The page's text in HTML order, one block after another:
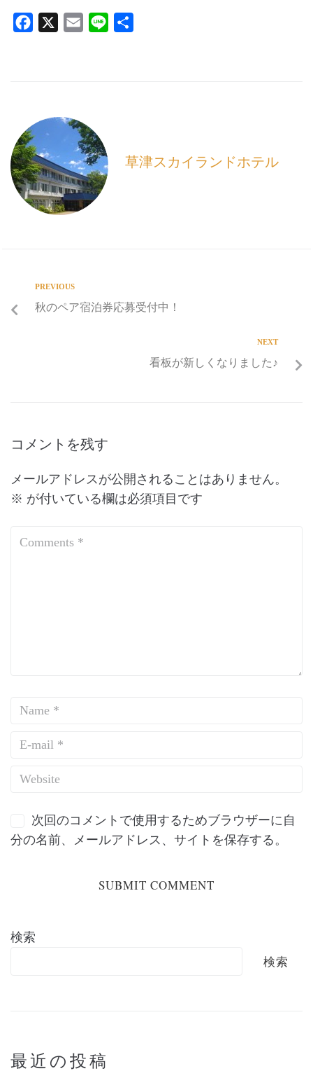
o
o
k
草津スカイランドホテル
PREVIOUS
秋のペア宿泊券応募受付中！
NEXT
看板が新しくなりました♪
コメントを残す
メールアドレスが公開されることはありません。
※ が付いている欄は必須項目です
次回のコメントで使用するためブラウザーに自
分の名前、メールアドレス、サイトを保存する。
検索
検索
最近の投稿